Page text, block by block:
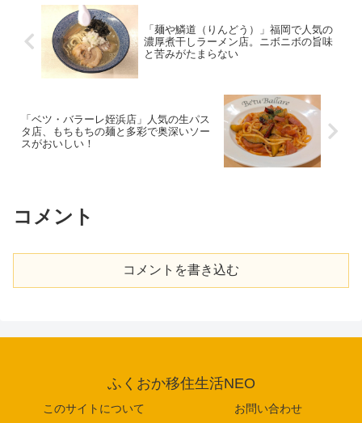
「麺や鱗道（りんどう）」福岡で人気の
濃厚煮干しラーメン店。ニボニボの旨味
と苦みがたまらない
「ベツ・バラーレ姪浜店」人気の生パス
タ店、もちもちの麺と多彩で奥深いソー
スがおいしい！
コメント
コメントを書き込む
ふくおか移住生活NEO
このサイトについて お問い合わせ